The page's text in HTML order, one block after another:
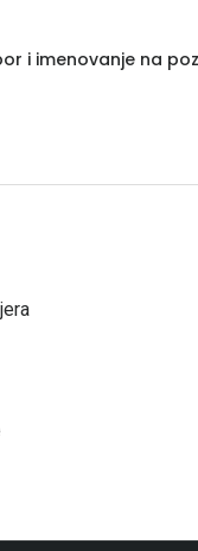
i imenovanje na